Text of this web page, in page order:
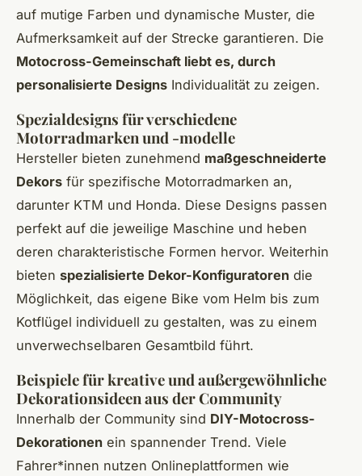
auf mutige Farben und dynamische Muster, die
Aufmerksamkeit auf der Strecke garantieren. Die
Motocross-Gemeinschaft liebt es, durch
personalisierte Designs Individualität zu zeigen.
Spezialdesigns für verschiedene
Motorradmarken und -modelle
Hersteller bieten zunehmend maßgeschneiderte
Dekors für spezifische Motorradmarken an,
darunter KTM und Honda. Diese Designs passen
perfekt auf die jeweilige Maschine und heben
deren charakteristische Formen hervor. Weiterhin
bieten spezialisierte Dekor-Konfiguratoren die
Möglichkeit, das eigene Bike vom Helm bis zum
Kotflügel individuell zu gestalten, was zu einem
unverwechselbaren Gesamtbild führt.
Beispiele für kreative und außergewöhnliche
Dekorationsideen aus der Community
Innerhalb der Community sind DIY-Motocross-
Dekorationen ein spannender Trend. Viele
Fahrer*innen nutzen Onlineplattformen wie